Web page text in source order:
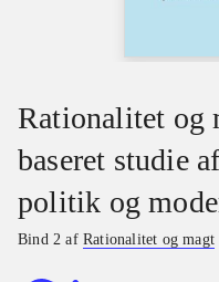
Rationalitet og
baseret studie
politik og
Bind 2 afRationalitet og magt